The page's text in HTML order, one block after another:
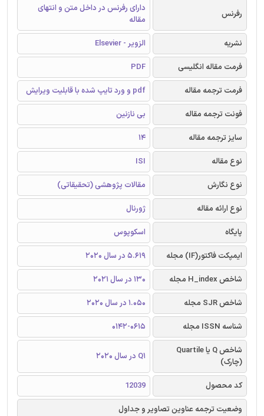
رفرنس
دارای رفرنس در داخل متن و انتهای
مقاله
نشریه
الزویر - Elsevier
فرمت مقاله انگلیسی
PDF
فرمت ترجمه مقاله
pdf و ورد تایپ شده با قابلیت ویرایش
فونت ترجمه مقاله
بی نازنین
سایز ترجمه مقاله
14
نوع مقاله
ISI
نوع نگارش
مقالات پژوهشی (تحقیقاتی)
نوع ارائه مقاله
ژورنال
پایگاه
اسکوپوس
ایمپکت فاکتور(IF) مجله
5.619 در سال 2020
شاخص H_index مجله
130 در سال 2021
شاخص SJR مجله
1.050 در سال 2020
شناسه ISSN مجله
0142-0615
شاخص Q یا Quartile
(چارک)
Q1 در سال 2020
کد محصول
12039
وضعیت ترجمه عناوین تصاویر و جداول